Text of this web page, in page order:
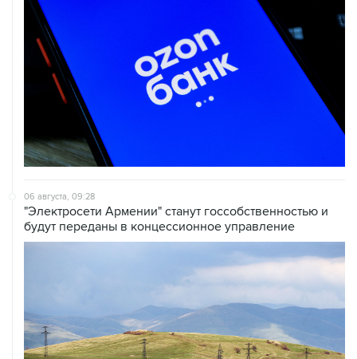
06 августа, 09:28
"Электросети Армении" станут госсобственностью и
будут переданы в концессионное управление